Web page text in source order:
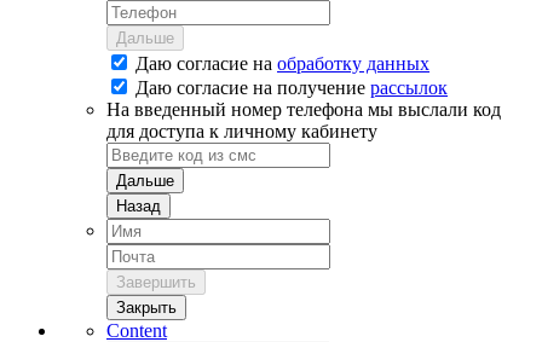
Дальше
Даю согласие на обработку данных
Даю согласие на получение рассылок
На введенный номер телефона мы выслали код
для доступа к личному кабинету
Дальше
Назад
Завершить
Закрыть
Content